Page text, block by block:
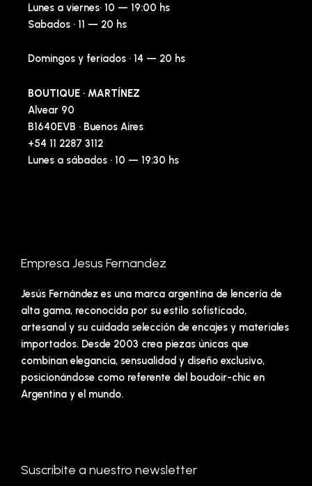
Lunes a viernes· 10 — 19:00 hs
Sabados · 11 — 20 hs
Domingos y feriados · 14 — 20 hs
BOUTIQUE · MARTÍNEZ
Alvear 90
B1640EVB · Buenos Aires
+54 11 2287 3112
Lunes a sábados · 10 — 19:30 hs
Empresa Jesus Fernandez
Jesús Fernández es una marca argentina de lencería de
alta gama, reconocida por su estilo sofisticado,
artesanal y su cuidada selección de encajes y materiales
importados. Desde 2003 crea piezas únicas que
combinan elegancia, sensualidad y diseño exclusivo,
posicionándose como referente del boudoir-chic en
Argentina y el mundo.
Suscribite a nuestro newsletter